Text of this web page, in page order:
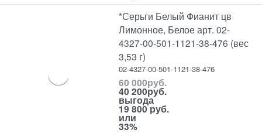
*Серьги Белый Фианит цв
Лимонное, Белое арт. 02-
4327-00-501-1121-38-476 (вес
3,53 г)
02-4327-00-501-1121-38-476
60 000руб.
40 200руб.
выгода
19 800 руб.
или
33%